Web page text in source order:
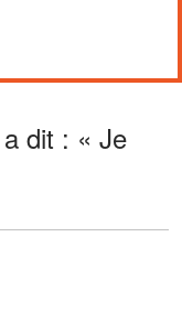
dit : « Je